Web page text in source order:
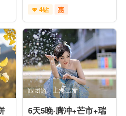
4钻
惠
免费接送机
充足自由时间
品质游
美食享受
摄影之旅
自然山水
动植物园
研学体验
跟团游 上海出发
6天5晚·腾冲+芒市+瑞